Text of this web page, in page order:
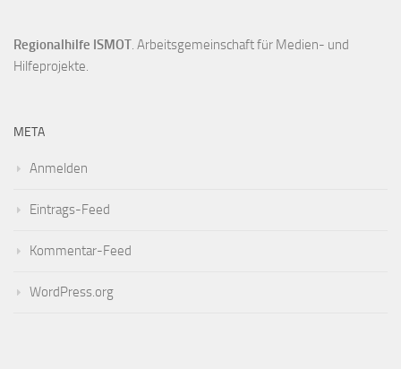
Regionalhilfe ISMOT. Arbeitsgemeinschaft für Medien- und
Hilfeprojekte.
META
Anmelden
Eintrags-Feed
Kommentar-Feed
WordPress.org